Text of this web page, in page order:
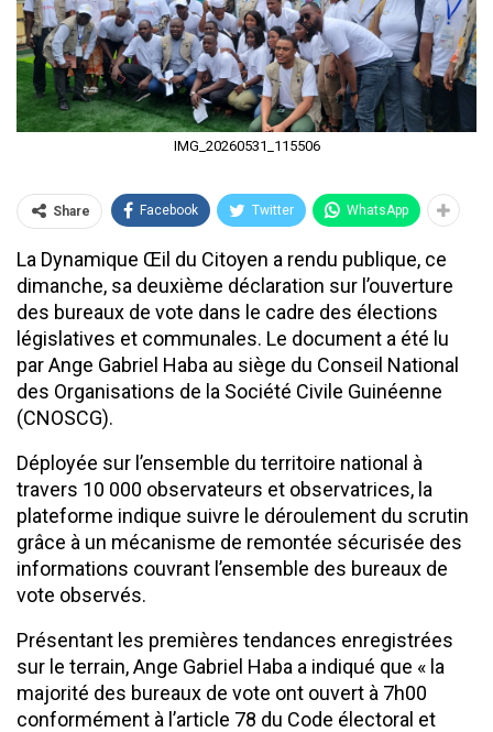
IMG_20260531_115506
Share Facebook Twitter WhatsApp
La Dynamique Œil du Citoyen a rendu publique, ce
dimanche, sa deuxième déclaration sur l’ouverture
des bureaux de vote dans le cadre des élections
législatives et communales. Le document a été lu
par Ange Gabriel Haba au siège du Conseil National
des Organisations de la Société Civile Guinéenne
(CNOSCG).
Déployée sur l’ensemble du territoire national à
travers 10 000 observateurs et observatrices, la
plateforme indique suivre le déroulement du scrutin
grâce à un mécanisme de remontée sécurisée des
informations couvrant l’ensemble des bureaux de
vote observés.
Présentant les premières tendances enregistrées
sur le terrain, Ange Gabriel Haba a indiqué que « la
majorité des bureaux de vote ont ouvert à 7h00
conformément à l’article 78 du Code électoral et